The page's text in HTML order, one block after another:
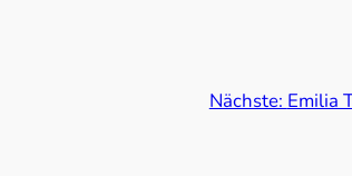
Nächste: Emilia